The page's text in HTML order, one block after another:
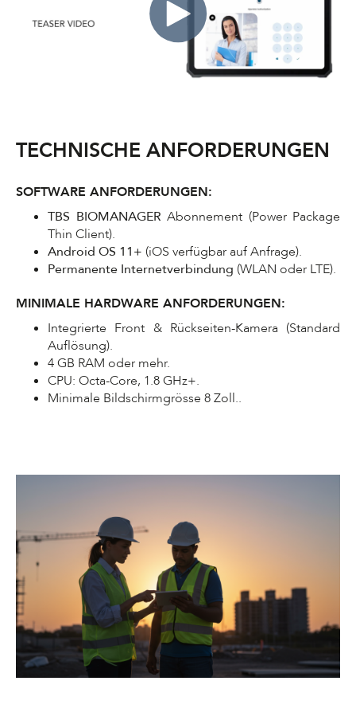
TECHNISCHE ANFORDERUNGEN
SOFTWARE ANFORDERUNGEN:
TBS BIOMANAGER Abonnement (Power Package
Thin Client).
Android OS 11+ (iOS verfügbar auf Anfrage).
Permanente Internetverbindung (WLAN oder LTE).
MINIMALE HARDWARE ANFORDERUNGEN:
Integrierte Front & Rückseiten-Kamera (Standard
Auflösung).
4 GB RAM oder mehr.
CPU: Octa-Core, 1.8 GHz+.
Minimale Bildschirmgrösse 8 Zoll..